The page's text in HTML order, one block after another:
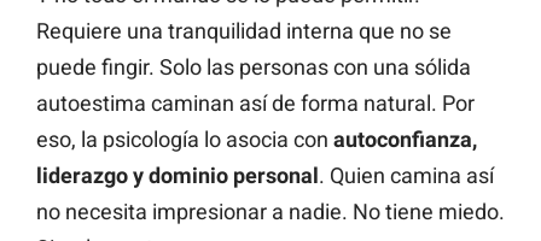
Requiere una tranquilidad interna que no se
puede fingir. Solo las personas con una sólida
autoestima caminan así de forma natural. Por
eso, la psicología lo asocia con autoconfianza,
liderazgo y dominio personal. Quien camina así
no necesita impresionar a nadie. No tiene miedo.